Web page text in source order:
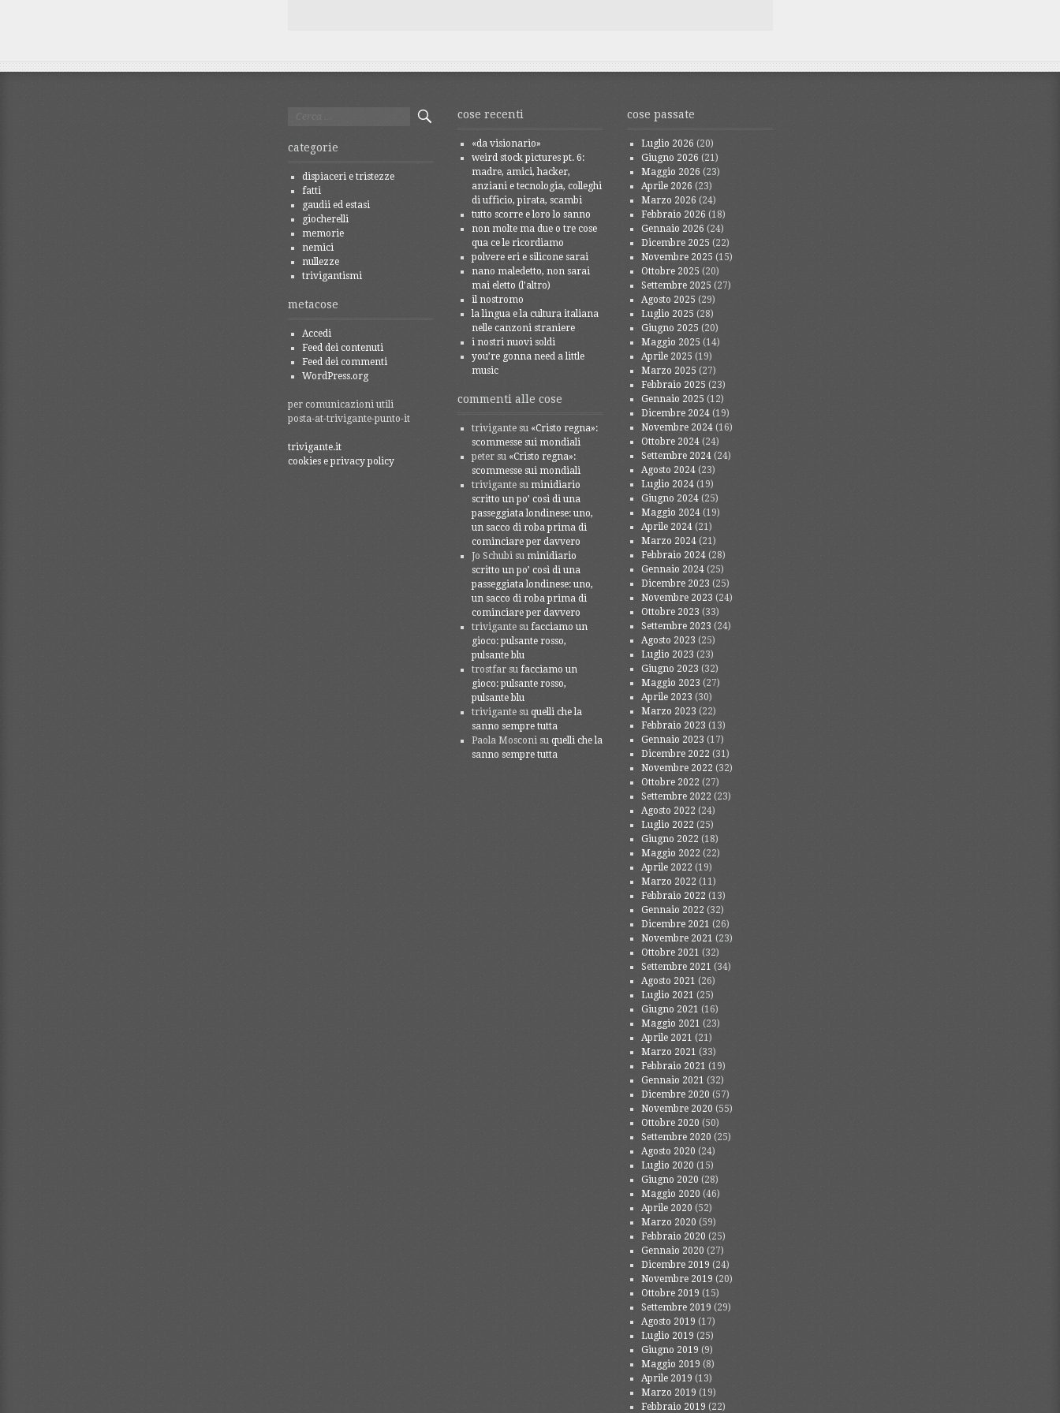
per:
categorie
dispiaceri e tristezze
fatti
gaudii ed estasi
giocherelli
memorie
nemici
nullezze
trivigantismi
metacose
Accedi
Feed dei contenuti
Feed dei commenti
WordPress.org
per comunicazioni utili
posta-at-trivigante-punto-it
trivigante.it
cookies e privacy policy
cose recenti
«da visionario»
weird stock pictures pt. 6:
madre, amici, hacker,
anziani e tecnologia, colleghi
di ufficio, pirata, scambi
tutto scorre e loro lo sanno
non molte ma due o tre cose
qua ce le ricordiamo
polvere eri e silicone sarai
nano maledetto, non sarai
mai eletto (l’altro)
il nostromo
la lingua e la cultura italiana
nelle canzoni straniere
i nostri nuovi soldi
you’re gonna need a little
music
commenti alle cose
trivigantesu «Cristo regna»:
scommesse sui mondiali
petersu «Cristo regna»:
scommesse sui mondiali
trivigantesu minidiario
scritto un po’ così di una
passeggiata londinese: uno,
un sacco di roba prima di
cominciare per davvero
Jo Schubisu minidiario
scritto un po’ così di una
passeggiata londinese: uno,
un sacco di roba prima di
cominciare per davvero
trivigantesu facciamo un
gioco: pulsante rosso,
pulsante blu
trostfarsu facciamo un
gioco: pulsante rosso,
pulsante blu
trivigantesu quelli che la
sanno sempre tutta
Paola Mosconisu quelli che la
sanno sempre tutta
cose passate
Luglio 2026 (20)
Giugno 2026 (21)
Maggio 2026 (23)
Aprile 2026 (23)
Marzo 2026 (24)
Febbraio 2026 (18)
Gennaio 2026 (24)
Dicembre 2025 (22)
Novembre 2025 (15)
Ottobre 2025 (20)
Settembre 2025 (27)
Agosto 2025 (29)
Luglio 2025 (28)
Giugno 2025 (20)
Maggio 2025 (14)
Aprile 2025 (19)
Marzo 2025 (27)
Febbraio 2025 (23)
Gennaio 2025 (12)
Dicembre 2024 (19)
Novembre 2024 (16)
Ottobre 2024 (24)
Settembre 2024 (24)
Agosto 2024 (23)
Luglio 2024 (19)
Giugno 2024 (25)
Maggio 2024 (19)
Aprile 2024 (21)
Marzo 2024 (21)
Febbraio 2024 (28)
Gennaio 2024 (25)
Dicembre 2023 (25)
Novembre 2023 (24)
Ottobre 2023 (33)
Settembre 2023 (24)
Agosto 2023 (25)
Luglio 2023 (23)
Giugno 2023 (32)
Maggio 2023 (27)
Aprile 2023 (30)
Marzo 2023 (22)
Febbraio 2023 (13)
Gennaio 2023 (17)
Dicembre 2022 (31)
Novembre 2022 (32)
Ottobre 2022 (27)
Settembre 2022 (23)
Agosto 2022 (24)
Luglio 2022 (25)
Giugno 2022 (18)
Maggio 2022 (22)
Aprile 2022 (19)
Marzo 2022 (11)
Febbraio 2022 (13)
Gennaio 2022 (32)
Dicembre 2021 (26)
Novembre 2021 (23)
Ottobre 2021 (32)
Settembre 2021 (34)
Agosto 2021 (26)
Luglio 2021 (25)
Giugno 2021 (16)
Maggio 2021 (23)
Aprile 2021 (21)
Marzo 2021 (33)
Febbraio 2021 (19)
Gennaio 2021 (32)
Dicembre 2020 (57)
Novembre 2020 (55)
Ottobre 2020 (50)
Settembre 2020 (25)
Agosto 2020 (24)
Luglio 2020 (15)
Giugno 2020 (28)
Maggio 2020 (46)
Aprile 2020 (52)
Marzo 2020 (59)
Febbraio 2020 (25)
Gennaio 2020 (27)
Dicembre 2019 (24)
Novembre 2019 (20)
Ottobre 2019 (15)
Settembre 2019 (29)
Agosto 2019 (17)
Luglio 2019 (25)
Giugno 2019 (9)
Maggio 2019 (8)
Aprile 2019 (13)
Marzo 2019 (19)
Febbraio 2019 (22)